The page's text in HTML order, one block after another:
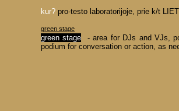
kur? pro-testo laboratorijoje, prie k/t
green stage
green stage - area for DJs and VJs,
podium for conversation or action, as